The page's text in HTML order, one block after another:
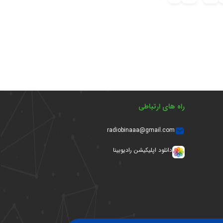
راه های ارتباطی
radiobinaaa@gmail.com
دانلود اپلیکیشن رادیوبینا